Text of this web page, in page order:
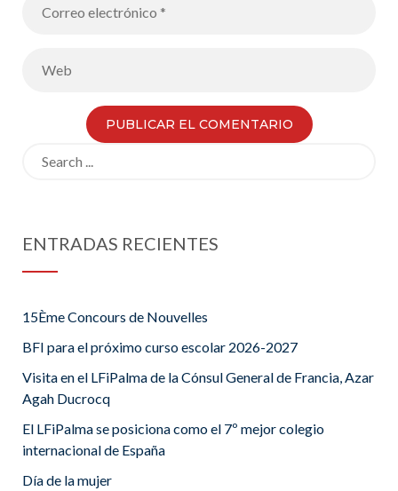
ENTRADAS RECIENTES
15Ème Concours de Nouvelles
BFI para el próximo curso escolar 2026-2027
Visita en el LFiPalma de la Cónsul General de Francia, Azar
Agah Ducrocq
El LFiPalma se posiciona como el 7º mejor colegio
internacional de España
Día de la mujer